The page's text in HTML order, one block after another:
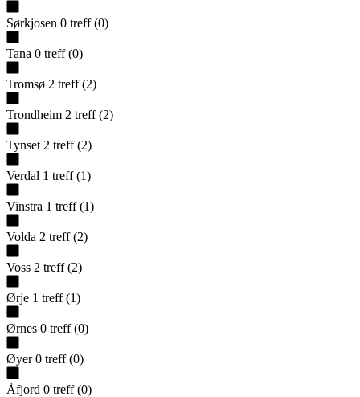
Sørkjosen 0 treff (0)
Tana 0 treff (0)
Tromsø 2 treff (2)
Trondheim 2 treff (2)
Tynset 2 treff (2)
Verdal 1 treff (1)
Vinstra 1 treff (1)
Volda 2 treff (2)
Voss 2 treff (2)
Ørje 1 treff (1)
Ørnes 0 treff (0)
Øyer 0 treff (0)
Åfjord 0 treff (0)